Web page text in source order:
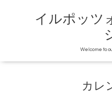
イルポッ
Welcome to
カレ